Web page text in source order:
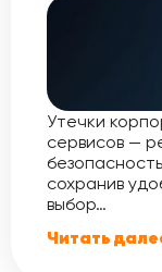
Утечки
сервисов —
сохранив
выбор…
Читать